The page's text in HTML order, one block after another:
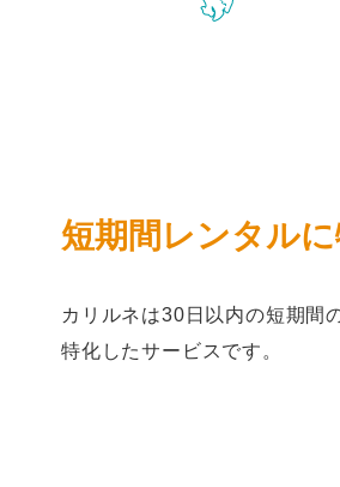
短期間レンタル
カリルネは30日以内の短期間
特化したサービスです。